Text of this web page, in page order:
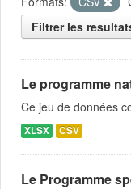
Filtrer les
Le programme
Ce jeu de données
XLSX CSV
Le Programme